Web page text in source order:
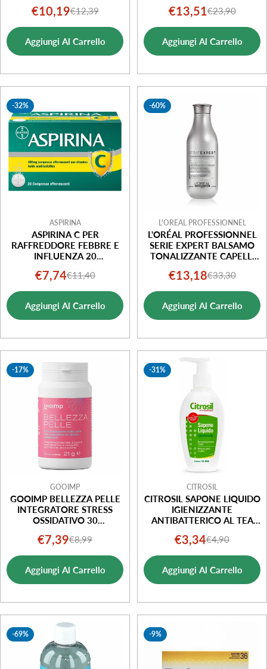
Prezzo
di
vendita
€10,19Prezzo
normale
€12,39
Aggiungi Al Carrello
Prezzo
di
vendita
€13,51Prezzo
normale
€23,90
Aggiungi Al Carrello
-32%
ASPIRINA
ASPIRINA C PER
RAFFREDDORE FEBBRE E
INFLUENZA 20
EFFERVESCENTI
Prezzo
di
vendita
€7,74Prezzo
normale
€11,40
Aggiungi Al Carrello
-60%
L'OREAL PROFESSIONNEL
L'ORÉAL PROFESSIONNEL
SERIE EXPERT BALSAMO
TONALIZZANTE CAPELLI
Prezzo
di
vendita
€13,18Prezzo
normale
€33,30
Aggiungi Al Carrello
-17%
GOOIMP
GOOIMP BELLEZZA PELLE
INTEGRATORE STRESS
OSSIDATIVO 30
Prezzo
di
vendita
€7,39Prezzo
normale
€8,99
Aggiungi Al Carrello
-31%
CITROSIL
CITROSIL SAPONE LIQUIDO
IGIENIZZANTE
ANTIBATTERICO AL TEA
Prezzo
di
vendita
€3,34Prezzo
normale
€4,90
Aggiungi Al Carrello
-69% -9%